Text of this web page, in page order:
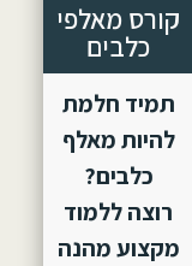
הוקם
קורס מאלפי
כלבים
תמיד חלמת
להיות מאלף
כלבים?
רוצה ללמוד
מקצוע מהנה